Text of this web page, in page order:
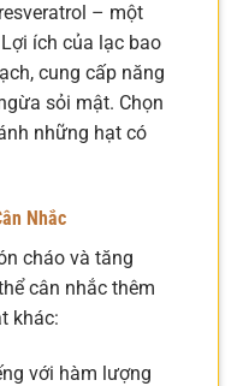
– một
ích của lạc bao
cung cấp năng
sỏi mật. Chọn
những hạt có
Nhắc
cháo và tăng
cân nhắc thêm
khác:
với hàm lượng